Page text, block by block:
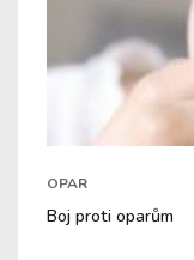
OPAR
Boj proti oparům